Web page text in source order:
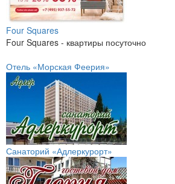
Four Squares
Four Squares - квартиры посуточно
Отель «Морская Феерия»
Санаторий «Адлеркурорт»